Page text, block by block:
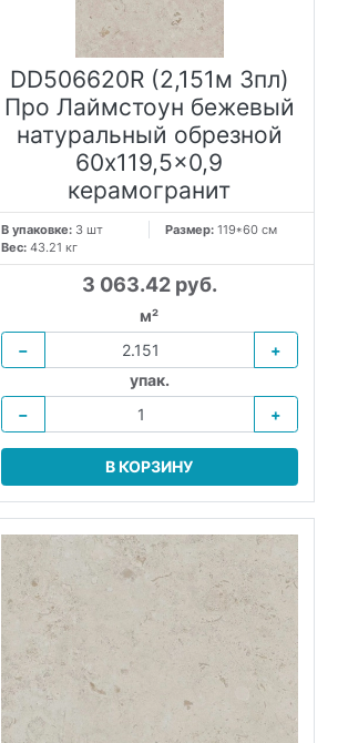
DD506620R (2,151м 3пл)
Про Лаймстоун бежевый
натуральный обрезной
60x119,5x0,9
керамогранит
В упаковке:3 шт Размер: 119*60 см
Вес: 43.21 кг
3 063.42 руб.
м²
−
+
упак.
−
+
В КОРЗИНУ